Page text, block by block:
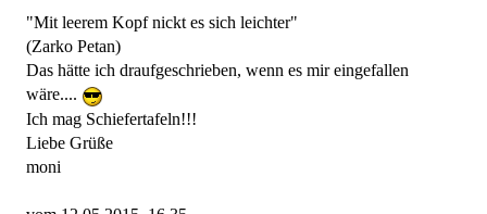
"Mit leerem Kopf nickt es sich leichter"
(Zarko Petan)
Das hätte ich draufgeschrieben, wenn es mir eingefallen
wäre....
Ich mag Schiefertafeln!!!
Liebe Grüße
moni